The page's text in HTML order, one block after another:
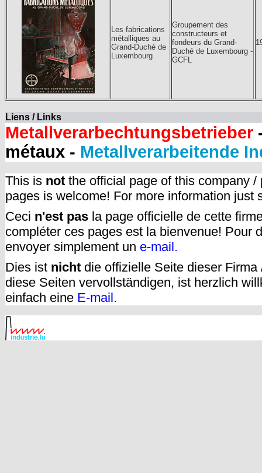
Les fabrications
métalliques au
Grand-Duché de
Luxembourg
Groupement des
constructeurs et
fondeurs du Grand-
Duché de Luxembourg -
GCFL
Liens / Links
Metallverarbechtungsbetrieber
métaux - Metallverarbeitende
This is not the official page of this company
pages is welcome! For more information just
Ceci n'est pas la page officielle de cette
compléter ces pages est la bienvenue! Pour
envoyer simplement un e-mail.
Dies ist nicht die offizielle Seite dieser
diese Seiten vervollständigen, ist herzlich
einfach eine E-mail.